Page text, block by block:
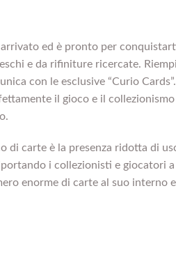
arrivato ed è pronto per
e da rifiniture ricercate.
con le esclusive “Curio Cards”.
il gioco e il
di carte è la presenza ridotta di
i collezionisti e giocatori a
enorme di carte al suo interno e